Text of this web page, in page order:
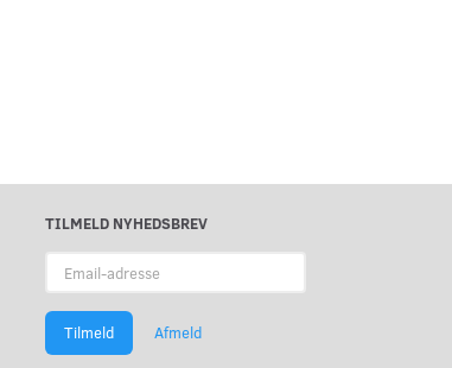
TILMELD NYHEDSBREV
adresse
Tilmeld Afmeld